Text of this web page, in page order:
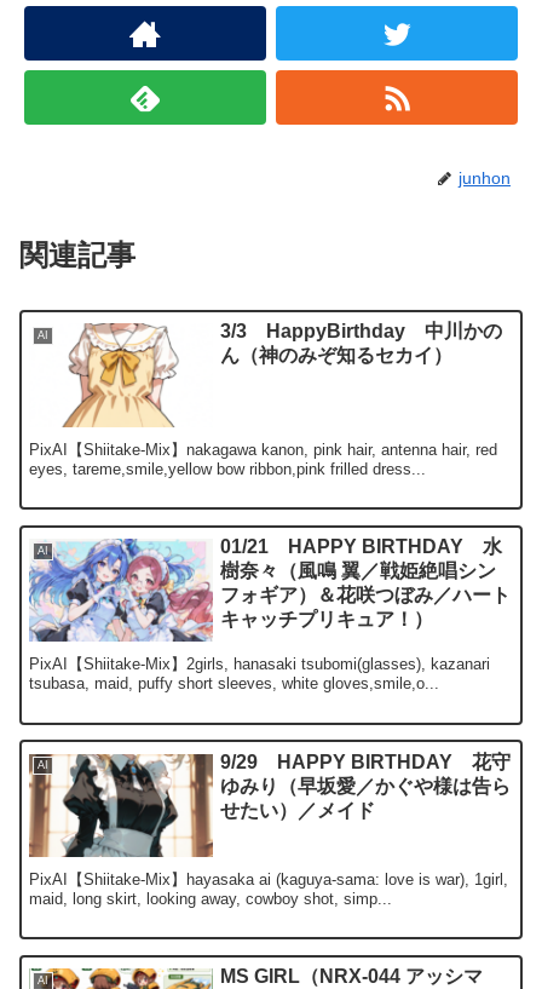
junhon
関連記事
AI
3/3 HappyBirthday 中川かの
ん（神のみぞ知るセカイ）
PixAI【Shiitake-Mix】nakagawa kanon, pink hair, antenna hair, red
eyes, tareme,smile,yellow bow ribbon,pink frilled dress...
AI
01/21 HAPPY BIRTHDAY 水
樹奈々（風鳴 翼／戦姫絶唱シン
フォギア）＆花咲つぼみ／ハート
キャッチプリキュア！）
PixAI【Shiitake-Mix】2girls, hanasaki tsubomi(glasses), kazanari
tsubasa, maid, puffy short sleeves, white gloves,smile,o...
AI
9/29 HAPPY BIRTHDAY 花守
ゆみり（早坂愛／かぐや様は告ら
せたい）／メイド
PixAI【Shiitake-Mix】hayasaka ai (kaguya-sama: love is war), 1girl,
maid, long skirt, looking away, cowboy shot, simp...
AI
MS GIRL（NRX-044 アッシマ